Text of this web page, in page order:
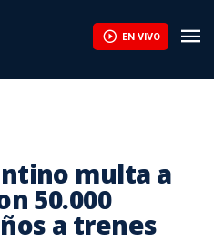
EN VIVO
multa a
50.000
a trenes